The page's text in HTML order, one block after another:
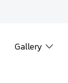
Gallery